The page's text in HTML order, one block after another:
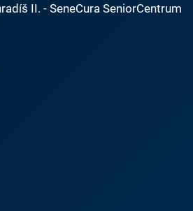
II. - SeneCura SeniorCentrum